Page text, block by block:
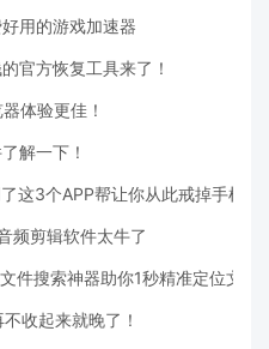
用的游戏加速器
官方恢复工具来了！
体验更佳！
解一下！
这3个APP帮让你从此戒掉手机！
频剪辑软件太牛了
件搜索神器助你1秒精准定位文件
收起来就晚了！